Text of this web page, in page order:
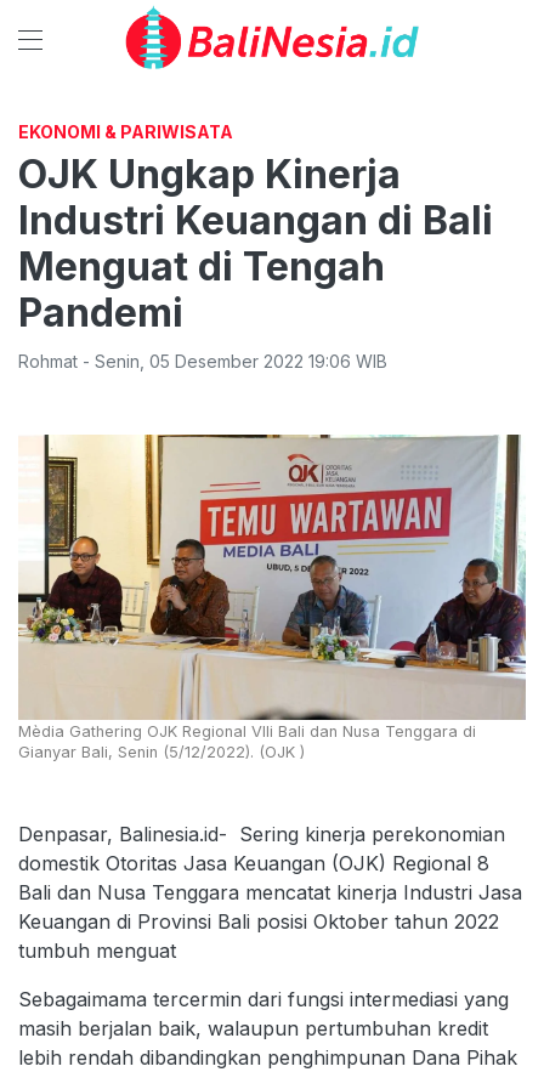
EKONOMI & PARIWISATA
OJK Ungkap Kinerja
Industri Keuangan di Bali
Menguat di Tengah
Pandemi
Rohmat - Senin 05 Desember 2022 19:06 WIB
Mèdia Gathering OJK Regional VIIi Bali dan Nusa Tenggara di
Gianyar Bali, Senin (5/12/2022). (OJK )
Denpasar, Balinesia.id- Sering kinerja perekonomian
domestik Otoritas Jasa Keuangan (OJK) Regional 8
Bali dan Nusa Tenggara mencatat kinerja Industri Jasa
Keuangan di Provinsi Bali posisi Oktober tahun 2022
tumbuh menguat
Sebagaimama tercermin dari fungsi intermediasi yang
masih berjalan baik, walaupun pertumbuhan kredit
lebih rendah dibandingkan penghimpunan Dana Pihak